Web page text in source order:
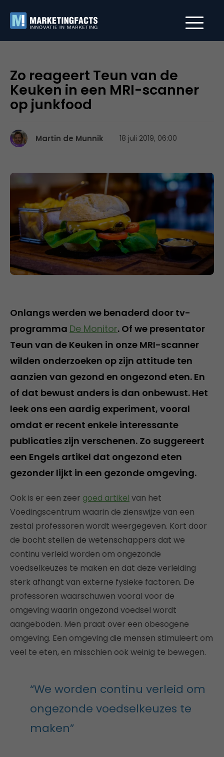
Zo reageert Teun van de
Keuken in een MRI-scanner
op junkfood
Martin de Munnik 18 juli 2019, 06:00
Onlangs werden we benaderd door tv-
programma De Monitor. Of we presentator
Teun van de Keuken in onze MRI-scanner
wilden onderzoeken op zijn attitude ten
aanzien van gezond en ongezond eten. En
of dat bewust anders is dan onbewust. Het
leek ons een aardig experiment, vooral
omdat er recent enkele interessante
publicaties zijn verschenen. Zo suggereert
een Engels artikel dat ongezond eten
gezonder lijkt in een gezonde omgeving.
Ook is er een zeer goed artikel van het
Voedingscentrum waarin de zienswijze van een
zestal professoren wordt weergegeven. Kort door
de bocht stellen de wetenschappers dat we
continu verleid worden om ongezonde
voedselkeuzes te maken en dat deze verleiding
sterk afhangt van externe fysieke factoren. De
professoren waarschuwen vooral voor de
omgeving waarin ongezond voedsel wordt
aangeboden. Men praat over een obesogene
omgeving. Een omgeving die mensen stimuleert om
veel te eten, en misschien ook weinig te bewegen.
“We worden continu verleid om
ongezonde voedselkeuzes te
maken”